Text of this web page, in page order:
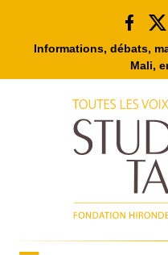
Informations, débats,
Mali,